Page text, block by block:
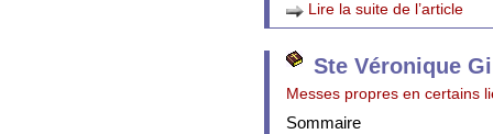
Lire la suite de l’article
Ste Véronique
Messes propres en certains
Sommaire